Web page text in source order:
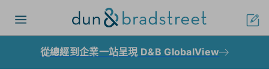
Toggle
從總經到企業一站呈現 D&B GlobalView